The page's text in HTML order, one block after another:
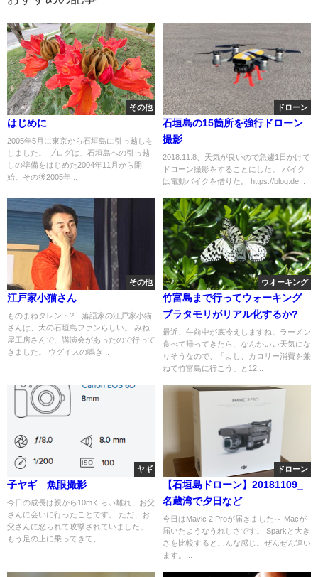
その他
はじめに
2005年5月に東京から石垣島に引っ越しを
しました。 ブログは、石垣島への引っ越
しの準備をはじめた2004年11月から開
始。その後2005年...
ドローン
石垣島の15箇所を強行ドローン
撮影
2018.11.8、天気が良いので急遽1日かけて
ドローン撮影をすることにした。 バイク
は電動バイクを借りた。 https://blog.de...
その他
江戸家小猫さん
ものまねタレント? 落語家の江戸家小猫
さんは、大の石垣島ファンらしい。 みね
屋工房さんで、講演会があったので行って
きました。 ウグイスの鳴き...
ウオーキング
竹富島まで行ってウォーキング
ブラタモリがリアル化するか?
最近、午前中が底冷えしますね。ラーメン
食べて帰ってきたら、なんかいい天気にな
りそうなので、「よし、カロリー消費を兼
ねて竹富島に行こう」と12...
ヤギ
子ヤギ 魚眼撮影
今日の成長は親から10mくらい離れ、お父
さんに会いに行ったことです。 ただ、お
父さんに怒られて攻撃されていました。
もう足の上に乗ってきて、...
ドローン
【石垣島ドローン】20181109_
名蔵湾で夕日など
今日はMavic 2 Proが届きました～ Macが
届いたようなうれしさです。 Sparkと大き
さを比較するとこんな感じ。ぜんぜん違い
ます。...